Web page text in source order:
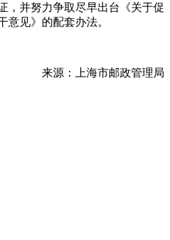
，并努力争取尽早出台《关于促
意见》的配套办法。
来源：上海市邮政管理局